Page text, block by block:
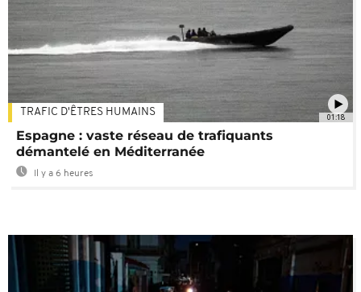
01:18
TRAFIC D'ÊTRES HUMAINS
Espagne : vaste réseau de trafiquants
démantelé en Méditerranée
Il y a 6 heures